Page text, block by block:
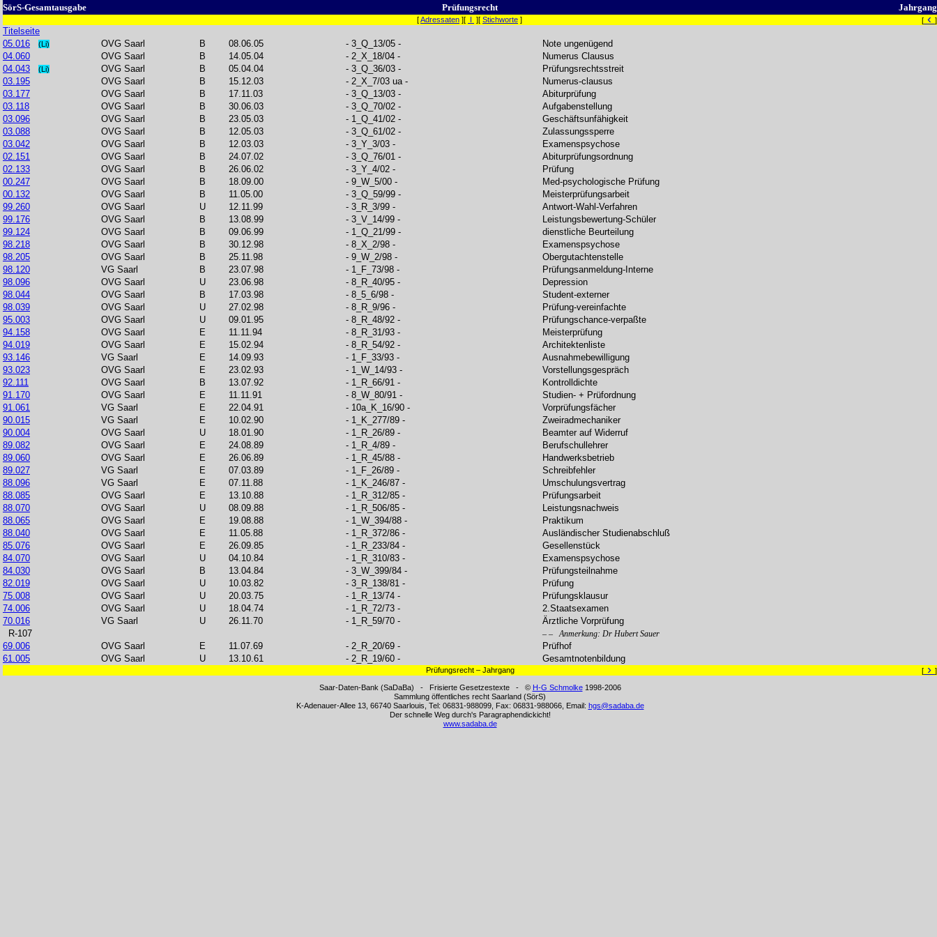
SörS-Gesamtausgabe Prüfungsrecht Jahrgang
[Adressaten ][ I ][ Stichworte ] [‹]
Titelseite
05.016
(Li) OVG Saarl B 08.06.05 - 3_Q_13/05 -
Note ungenügend
04.060
OVG Saarl B 14.05.04 - 2_X_18/04 -
Numerus Clausus
04.043
(Li) OVG Saarl B 05.04.04 - 3_Q_36/03 -
Prüfungsrechtsstreit
03.195
OVG Saarl B 15.12.03 - 2_X_7/03 ua -
Numerus-clausus
03.177
OVG Saarl B 17.11.03 - 3_Q_13/03 -
Abiturprüfung
03.118
OVG Saarl B 30.06.03 - 3_Q_70/02 -
Aufgabenstellung
03.096
OVG Saarl B 23.05.03 - 1_Q_41/02 -
Geschäftsunfähigkeit
03.088
OVG Saarl B 12.05.03 - 3_Q_61/02 -
Zulassungssperre
03.042
OVG Saarl B 12.03.03 - 3_Y_3/03 -
Examenspsychose
02.151
OVG Saarl B 24.07.02 - 3_Q_76/01 -
Abiturprüfungsordnung
02.133
OVG Saarl B 26.06.02 - 3_Y_4/02 -
Prüfung
00.247
OVG Saarl B 18.09.00 - 9_W_5/00 -
Med-psychologische Prüfung
00.132
OVG Saarl B 11.05.00 - 3_Q_59/99 -
Meisterprüfungsarbeit
99.260
OVG Saarl U 12.11.99 - 3_R_3/99 -
Antwort-Wahl-Verfahren
99.176
OVG Saarl B 13.08.99 - 3_V_14/99 -
Leistungsbewertung-Schüler
99.124
OVG Saarl B 09.06.99 - 1_Q_21/99 -
dienstliche Beurteilung
98.218
OVG Saarl B 30.12.98 - 8_X_2/98 -
Examenspsychose
98.205
OVG Saarl B 25.11.98 - 9_W_2/98 -
Obergutachtenstelle
98.120
VG Saarl B 23.07.98 - 1_F_73/98 -
Prüfungsanmeldung-Interne
98.096
OVG Saarl U 23.06.98 - 8_R_40/95 -
Depression
98.044
OVG Saarl B 17.03.98 - 8_5_6/98 -
Student-externer
98.039
OVG Saarl U 27.02.98 - 8_R_9/96 -
Prüfung-vereinfachte
95.003
OVG Saarl U 09.01.95 - 8_R_48/92 -
Prüfungschance-verpaßte
94.158
OVG Saarl E 11.11.94 - 8_R_31/93 -
Meisterprüfung
94.019
OVG Saarl E 15.02.94 - 8_R_54/92 -
Architektenliste
93.146
VG Saarl E 14.09.93 - 1_F_33/93 -
Ausnahmebewilligung
93.023
OVG Saarl E 23.02.93 - 1_W_14/93 -
Vorstellungsgespräch
92.111
OVG Saarl B 13.07.92 - 1_R_66/91 -
Kontrolldichte
91.170
OVG Saarl E 11.11.91 - 8_W_80/91 -
Studien- + Prüfordnung
91.061
VG Saarl E 22.04.91 - 10a_K_16/90 -
Vorprüfungsfächer
90.015
VG Saarl E 10.02.90 - 1_K_277/89 -
Zweiradmechaniker
90.004
OVG Saarl U 18.01.90 - 1_R_26/89 -
Beamter auf Widerruf
89.082
OVG Saarl E 24.08.89 - 1_R_4/89 -
Berufschullehrer
89.060
OVG Saarl E 26.06.89 - 1_R_45/88 -
Handwerksbetrieb
89.027
VG Saarl E 07.03.89 - 1_F_26/89 -
Schreibfehler
88.096
VG Saarl E 07.11.88 - 1_K_246/87 -
Umschulungsvertrag
88.085
OVG Saarl E 13.10.88 - 1_R_312/85 -
Prüfungsarbeit
88.070
OVG Saarl U 08.09.88 - 1_R_506/85 -
Leistungsnachweis
88.065
OVG Saarl E 19.08.88 - 1_W_394/88 -
Praktikum
88.040
OVG Saarl E 11.05.88 - 1_R_372/86 -
Ausländischer Studienabschluß
85.076
OVG Saarl E 26.09.85 - 1_R_233/84 -
Gesellenstück
84.070
OVG Saarl U 04.10.84 - 1_R_310/83 -
Examenspsychose
84.030
OVG Saarl B 13.04.84 - 3_W_399/84 -
Prüfungsteilnahme
82.019
OVG Saarl U 10.03.82 - 3_R_138/81 -
Prüfung
75.008
OVG Saarl U 20.03.75 - 1_R_13/74 -
Prüfungsklausur
74.006
OVG Saarl U 18.04.74 - 1_R_72/73 -
2.Staatsexamen
70.016
VG Saarl U 26.11.70 - 1_R_59/70 -
Ärztliche Vorprüfung
R-107
– – Anmerkung: Dr Hubert Sauer
69.006 OVG Saarl E 11.07.69 - 2_R_20/69 -
Prüfhof
61.005
OVG Saarl U 13.10.61 - 2_R_19/60 - Gesamtnotenbildung
Prüfungsrecht – Jahrgang [›]
Saar-Daten-Bank (SaDaBa) - Frisierte Gesetzestexte - © H-G Schmolke1998-2006
Sammlung öffentliches recht Saarland (SörS)
K-Adenauer-Allee 13, 66740 Saarlouis, Tel: 06831-988099, Fax: 06831-988066, Email: hgs@sadaba.de
Der schnelle Weg durch's Paragraphendickicht!
www.sadaba.de